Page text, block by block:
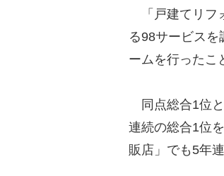
「戸建てリフ
る98サービス
ームを行ったこ
同点総合1位
連続の総合1位
販店」でも5年